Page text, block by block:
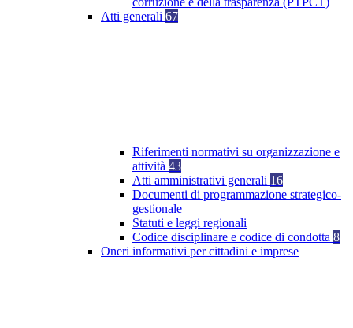
Atti generali 67
Riferimenti normativi su organizzazione e
attività 43
Atti amministrativi generali 16
Documenti di programmazione strategico-
gestionale
Statuti e leggi regionali
Codice disciplinare e codice di condotta 8
Oneri informativi per cittadini e imprese